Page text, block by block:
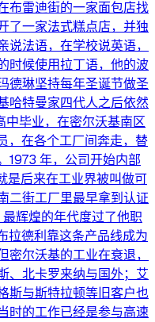
布雷迪街的一家面包店找
了一家法式糕点店，并独
法语，在学校说英语，
时候使用拉丁语，他的波
德琳坚持每年圣诞节做圣
哈特曼家四代人之后依然
毕业，在密尔沃基南区
，在各个工厂间奔走，替
1973 年，公司开始内部
后来在工业界被叫做可
二街工厂里最早拿到认证
辉煌的年代度过了他职
拉德利靠这条产品线成为
尔沃基的工业在衰退，
、北卡罗来纳与国外；艾
斯与斯特拉顿等旧客户也
时的工作已经是参与高速